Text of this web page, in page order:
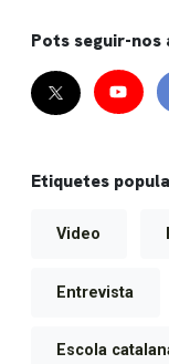
Pots seguir-nos
Etiquetes
Video
Entrevista
Escola